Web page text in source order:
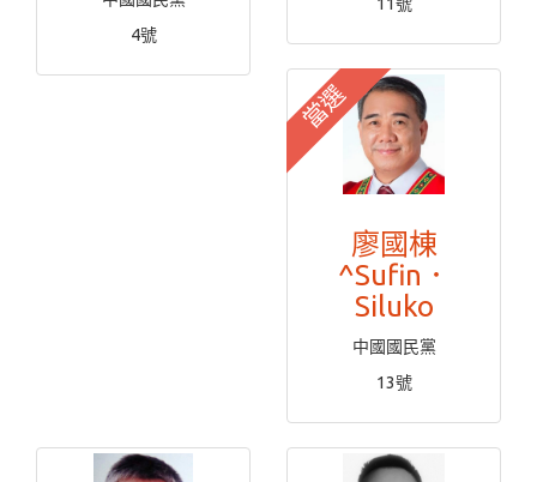
4號
當選
廖國棟
^Sufin．
Siluko
中國國民黨
13號